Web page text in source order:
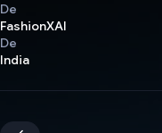
De
FashionXAI
De
India